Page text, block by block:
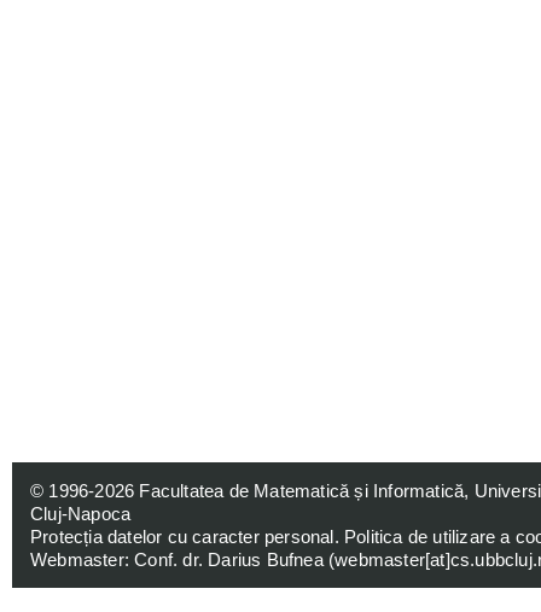
© 1996-2026 Facultatea de Matematică și Informatică,
Cluj-Napoca
Protecția datelor cu caracter personal. Politica de utilizare a
Webmaster: Conf. dr. Darius Bufnea (